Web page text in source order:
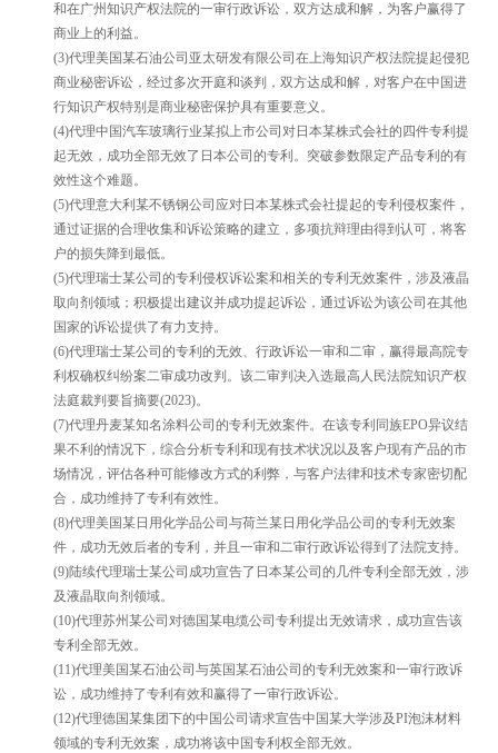
和在广州知识产权法院的一审行政诉讼，双方达成和解，为客户赢得了
商业上的利益。
(3)代理美国某石油公司亚太研发有限公司在上海知识产权法院提起侵犯
商业秘密诉讼，经过多次开庭和谈判，双方达成和解，对客户在中国进
行知识产权特别是商业秘密保护具有重要意义。
(4)代理中国汽车玻璃行业某拟上市公司对日本某株式会社的四件专利提
起无效，成功全部无效了日本公司的专利。突破参数限定产品专利的有
效性这个难题。
(5)代理意大利某不锈钢公司应对日本某株式会社提起的专利侵权案件，
通过证据的合理收集和诉讼策略的建立，多项抗辩理由得到认可，将客
户的损失降到最低。
(5)代理瑞士某公司的专利侵权诉讼案和相关的专利无效案件，涉及液晶
取向剂领域；积极提出建议并成功提起诉讼，通过诉讼为该公司在其他
国家的诉讼提供了有力支持。
(6)代理瑞士某公司的专利的无效、行政诉讼一审和二审，赢得最高院专
利权确权纠纷案二审成功改判。该二审判决入选最高人民法院知识产权
法庭裁判要旨摘要(2023)。
(7)代理丹麦某知名涂料公司的专利无效案件。在该专利同族EPO异议结
果不利的情况下，综合分析专利和现有技术状况以及客户现有产品的市
场情况，评估各种可能修改方式的利弊，与客户法律和技术专家密切配
合，成功维持了专利有效性。
(8)代理美国某日用化学品公司与荷兰某日用化学品公司的专利无效案
件，成功无效后者的专利，并且一审和二审行政诉讼得到了法院支持。
(9)陆续代理瑞士某公司成功宣告了日本某公司的几件专利全部无效，涉
及液晶取向剂领域。
(10)代理苏州某公司对德国某电缆公司专利提出无效请求，成功宣告该
专利全部无效。
(11)代理美国某石油公司与英国某石油公司的专利无效案和一审行政诉
讼，成功维持了专利有效和赢得了一审行政诉讼。
(12)代理德国某集团下的中国公司请求宣告中国某大学涉及PI泡沫材料
领域的专利无效案，成功将该中国专利权全部无效。